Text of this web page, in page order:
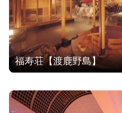
福寿荘【渡鹿野島】